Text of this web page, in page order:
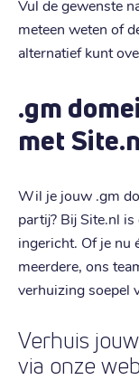
Vul de gewenste
meteen weten of
alternatief kunt
.gm
met
Wil je jouw .gm
partij? Bij Site.nl
ingericht. Of je nu
meerdere, ons
verhuizing soepel
Verhuis
via onze